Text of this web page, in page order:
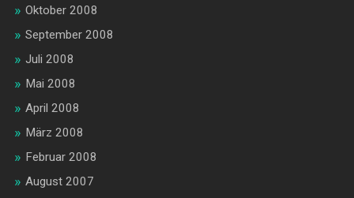
Oktober 2008
September 2008
Juli 2008
Mai 2008
April 2008
März 2008
Februar 2008
August 2007